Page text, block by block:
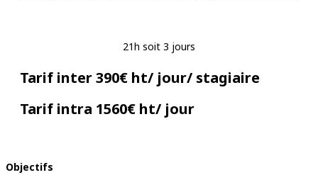
21h soit 3 jours
Tarif inter 390€ ht/ jour/ stagiaire
Tarif intra 1560€ ht/ jour
Objectifs